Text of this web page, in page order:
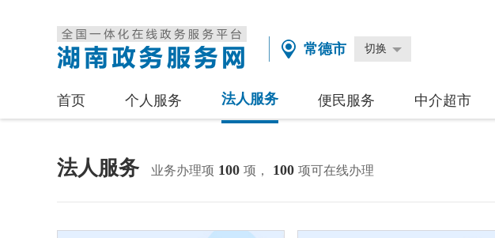
常德市 切换
首页 个人服务 法人服务 便民服务 中介超市
法人服务 业务办理项 100 项， 100 项可在线办理